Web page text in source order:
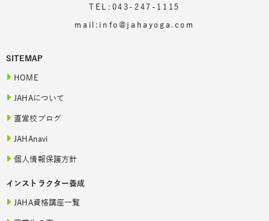
TEL:043-247-1115
mail:info@jahayoga.com
SITEMAP
HOME
JAHAについて
直営校ブログ
JAHAnavi
個人情報保護方針
インストラクター養成
JAHA資格講座一覧